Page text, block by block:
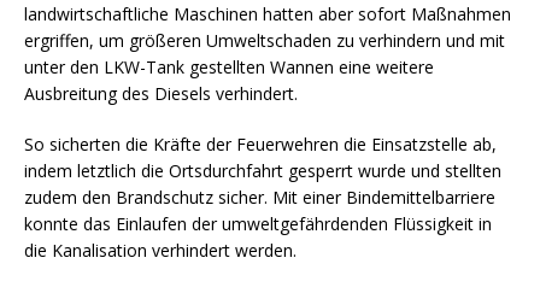
landwirtschaftliche Maschinen hatten aber sofort Maßnahmen
ergriffen, um größeren Umweltschaden zu verhindern und mit
unter den LKW-Tank gestellten Wannen eine weitere
Ausbreitung des Diesels verhindert.
So sicherten die Kräfte der Feuerwehren die Einsatzstelle ab,
indem letztlich die Ortsdurchfahrt gesperrt wurde und stellten
zudem den Brandschutz sicher. Mit einer Bindemittelbarriere
konnte das Einlaufen der umweltgefährdenden Flüssigkeit in
die Kanalisation verhindert werden.